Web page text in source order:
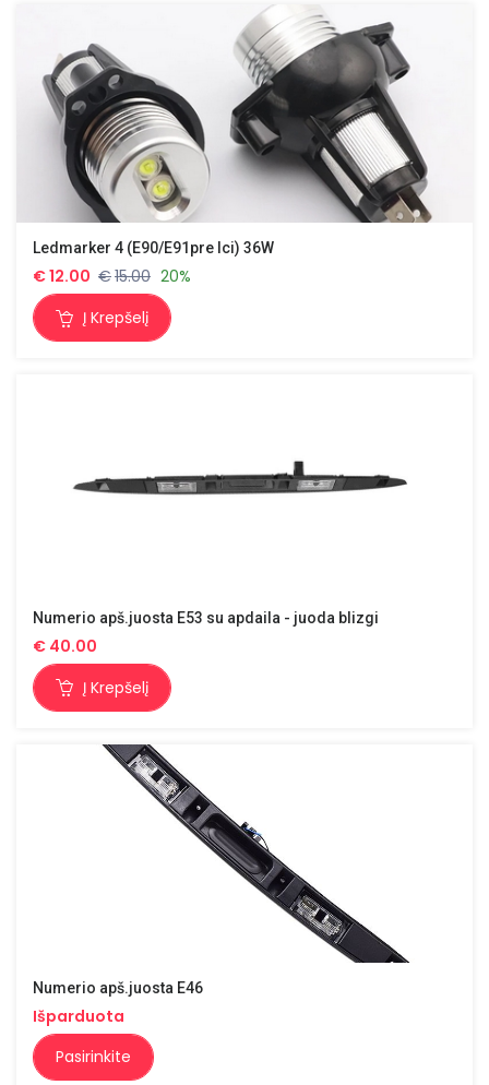
Ledmarker 4 (E90/E91pre lci) 36W
€12.00 €15.00 20%
Į Krepšelį
Numerio apš.juosta E53 su apdaila - juoda blizgi
€ 40.00
Į Krepšelį
Numerio apš.juosta E46
Išparduota
Pasirinkite